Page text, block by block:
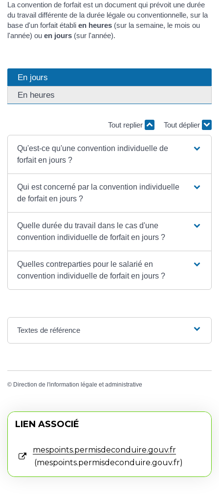
La convention de forfait est un document qui prévoit une durée
du travail différente de la durée légale ou conventionnelle, sur la
base d'un forfait établi en heures (sur la semaine, le mois ou
l'année) ou en jours (sur l'année).
En jours
En heures
Tout replier Tout déplier
Qu'est-ce qu'une convention individuelle de
forfait en jours ?
Qui est concerné par la convention individuelle
de forfait en jours ?
Quelle durée du travail dans le cas d'une
convention individuelle de forfait en jours ?
Quelles contreparties pour le salarié en
convention individuelle de forfait en jours ?
Textes de référence
© Direction de l'information légale et administrative
LIEN ASSOCIÉ
mespoints.permisdeconduire.gouv.fr
mespoints.permisdeconduire.gouv.fr